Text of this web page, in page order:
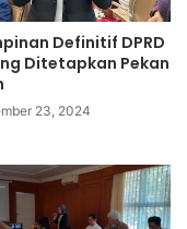
Definitif DPRD
Ditetapkan Pekan
23, 2024